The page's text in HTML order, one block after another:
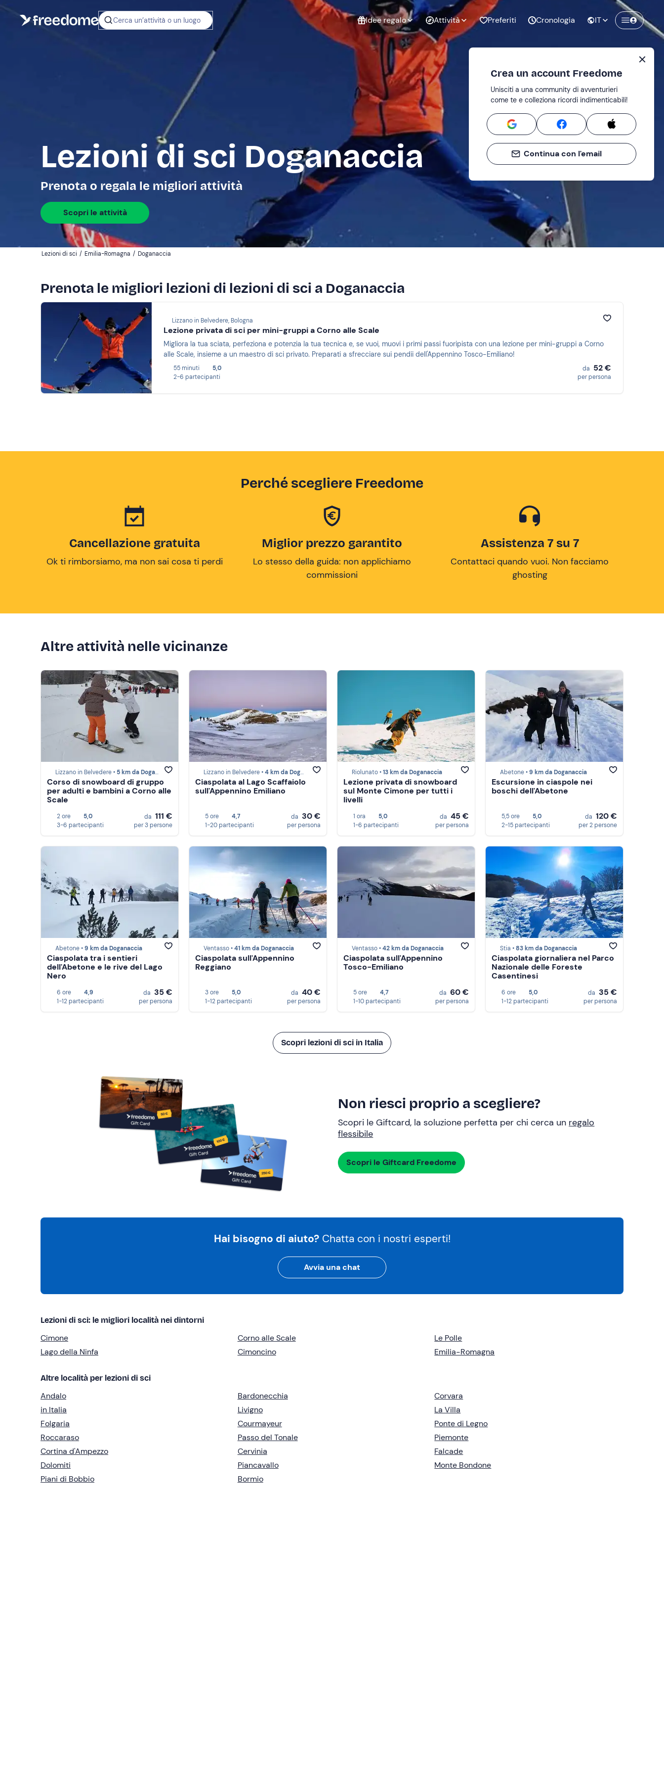
Cerca un’attività o un luogo Idee regalo
Regala una Gift Card
Esperienze da
regalare
Esperienze di
coppia
Compleanno
Laurea
Addio al
celibato
Addio al
Attività Preferiti Cronologia IT
Lezioni di sci Doganaccia
Prenota o regala le migliori attività
Scopri le attività
Lezioni di sci / Emilia-Romagna / Doganaccia
Prenota le migliori lezioni di lezioni di sci a Doganaccia
Lizzano in Belvedere, Bologna
Lezione privata di sci per mini-gruppi a Corno alle Scale
Migliora la tua sciata, perfeziona e potenzia la tua tecnica e, se vuoi, muovi i primi passi fuoripista con una lezione per mini-gruppi a Corno
alle Scale, insieme a un maestro di sci privato. Preparati a sfrecciare sui pendii dell'Appennino Tosco-Emiliano!
55 minuti
5,0
2-6 partecipanti
da 52 €
per persona
Perché scegliere Freedome
Cancellazione gratuita
Ok ti rimborsiamo, ma non sai cosa ti perdi
Miglior prezzo garantito
Lo stesso della guida: non applichiamo
commissioni
Assistenza 7 su 7
Contattaci quando vuoi. Non facciamo
ghosting
Altre attività nelle vicinanze
Lizzano in Belvedere • 5 km da Doganaccia
Corso di snowboard di gruppo
per adulti e bambini a Corno alle
Scale
2 ore
5,0
3-6 partecipanti
da 111 €
per 3 persone
Lizzano in Belvedere •4 km da Doganaccia
Ciaspolata al Lago Scaffaiolo
sull'Appennino Emiliano
5 ore
4,7
1-20 partecipanti
da 30 €
per persona
Riolunato •13 km da Doganaccia
Lezione privata di snowboard
sul Monte Cimone per tutti i
livelli
1 ora
5,0
1-6 partecipanti
da 45 €
per persona
Abetone •9 km da Doganaccia
Escursione in ciaspole nei
boschi dell'Abetone
5,5 ore
5,0
2-15 partecipanti
da 120 €
per 2 persone
Abetone •9 km da Doganaccia
Ciaspolata tra i sentieri
dell'Abetone e le rive del Lago
Nero
6 ore
4,9
1-12 partecipanti
da 35 €
per persona
Ventasso •41 km da Doganaccia
Ciaspolata sull'Appennino
Reggiano
3 ore
5,0
1-12 partecipanti
da 40 €
per persona
Ventasso •42 km da Doganaccia
Ciaspolata sull'Appennino
Tosco-Emiliano
5 ore
4,7
1-10 partecipanti
da 60 €
per persona
Stia •83 km da Doganaccia
Ciaspolata giornaliera nel Parco
Nazionale delle Foreste
Casentinesi
6 ore
5,0
1-12 partecipanti
da 35 €
per persona
Scopri lezioni di sci in Italia
Non riesci proprio a scegliere?
Scopri le Giftcard, la soluzione perfetta per chi cerca un regalo
flessibile
Scopri le Giftcard Freedome
Hai bisogno di aiuto? Chatta con i nostri esperti!
Avvia una chat
Lezioni di sci: le migliori località nei dintorni
Cimone
Lago della Ninfa
Corno alle Scale
Cimoncino
Le Polle
Emilia-Romagna
Altre località per lezioni di sci
Andalo
in Italia
Folgaria
Roccaraso
Cortina d'Ampezzo
Dolomiti
Piani di Bobbio
Bardonecchia
Livigno
Courmayeur
Passo del Tonale
Cervinia
Piancavallo
Bormio
Corvara
La Villa
Ponte di Legno
Piemonte
Falcade
Monte Bondone
Crea un account Freedome
Unisciti a una community di avventurieri
come te e colleziona ricordi indimenticabili!
Continua con l'email